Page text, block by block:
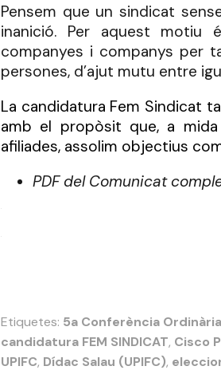
Pensem que un sindicat
inanició. Per aquest motiu
companyes i companys per
persones, d’ajut mutu entre
La candidatura Fem Sindicat
amb el propòsit que, a
afiliades, assolim objectius
PDF del Comunicat
.
.
Etiquetes: 5a Conferència Ordinària
candidatura FEM SINDICAT, Cisco
UPIFC, Dídac Salau (UPIFC),